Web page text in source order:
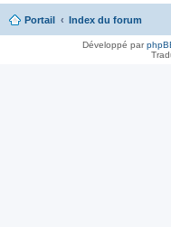
Portail Index du forum
Développé par